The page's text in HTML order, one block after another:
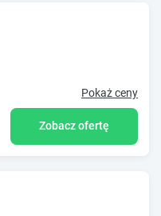
Pokaż ceny
Zobacz ofertę